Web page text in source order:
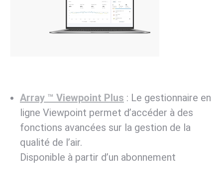
Array ™ Viewpoint Plus : Le gestionnaire en
ligne Viewpoint permet d’accéder à des
fonctions avancées sur la gestion de la
qualité de l’air.
Disponible à partir d’un abonnement